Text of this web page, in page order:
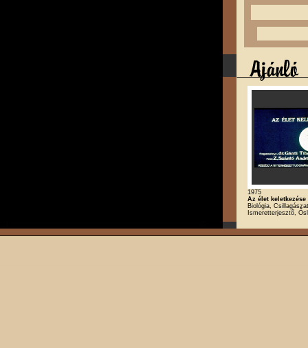
1975
Az élet keletkezése
Biológia,
Ismeretterjesztő,